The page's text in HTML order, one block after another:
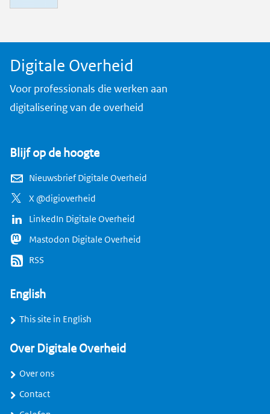
r
e
Digitale Overheid
Voor professionals die werken aan
digitalisering van de overheid
Blijf op de hoogte
Nieuwsbrief Digitale Overheid
X @digioverheid
LinkedIn Digitale Overheid
Mastodon Digitale Overheid
RSS
English
This site in English
Over Digitale Overheid
Over ons
Contact